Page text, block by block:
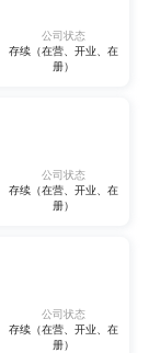
公司状态
存续（在营、开业、在
册）
公司状态
存续（在营、开业、在
册）
公司状态
存续（在营、开业、在
册）